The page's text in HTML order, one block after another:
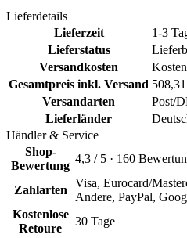
Lieferdetails
Lieferzeit
1-3
Lieferstatus
Versandkosten
Gesamtpreis inkl. Versand
Versandarten
Post/
Lieferländer
Händler & Service
Shop-
Bewertung
4,3 / 5 · 160
Zahlarten
Visa, Eurocard/
Andere, PayPal,
Kostenlose
Retoure
30 Tage